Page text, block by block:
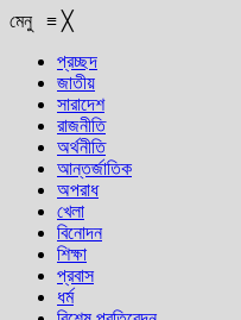
মেনু ≡ ╳
প্রচ্ছদ
জাতীয়
সারাদেশ
রাজনীতি
অর্থনীতি
আন্তর্জাতিক
অপরাধ
খেলা
বিনোদন
শিক্ষা
প্রবাস
ধর্ম